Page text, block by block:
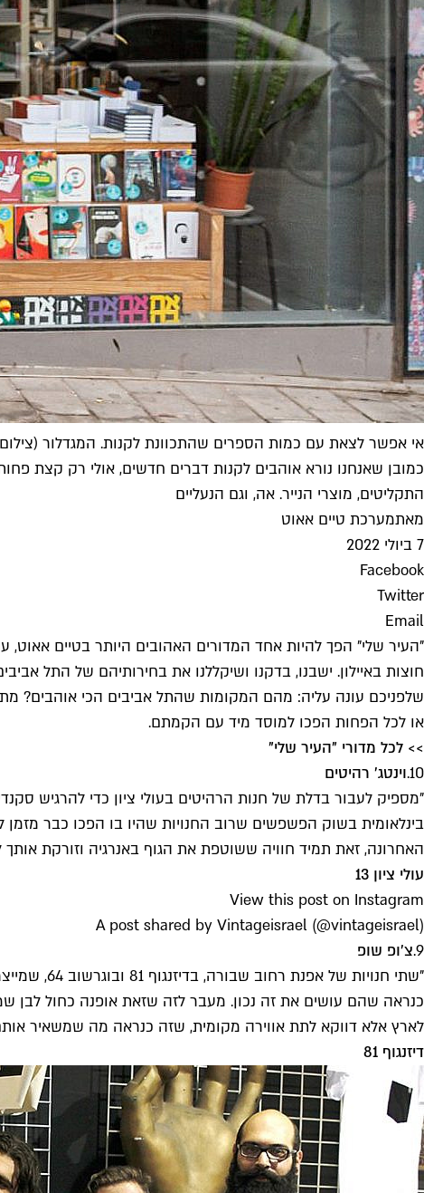
אי אפשר לצאת עם כמות הספרים שהתכוונת לקנות. המגדלור (צילום:
כמובן שאנחנו נורא אוהבים לקנות דברים חדשים, אולי רק קצת
התקליטים, מוצרי הנייר. אה, וגם הנעליים
מאתמערכת טיים אאוט
7 ביולי 2022
Facebook
Twitter
Email
חוצות באיילון. ישבנו, בדקנו ושיקללנו את בחירותיהם של התל
שלפניכם עונה עליה: מהם המקומות שהתל אביבים הכי אוהבים?
או לכל הפחות הפכו למוסד מיד עם הקמתם.
>> לכל מדורי "העיר שלי"
10.וינטג' רהיטים
"מספיק לעבור בדלת של חנות הרהיטים בעולי ציון כדי להרגיש
בינלאומית בשוק הפשפשים שרוב החנויות שהיו בו הפכו כבר
האחרונה, זאת תמיד חוויה ששוטפת את הגוף באנרגיה וזורקת
עולי ציון 13
View this post on Instagram
A post shared by Vintageisrael (@vintageisrael)
9.צ׳ופ שופ
כנראה שהם עושים את זה נכון. מעבר לזה שזאת אופנה כחול לבן
לארץ אלא דווקא לתת אווירה מקומית, שזה כנראה מה שמשאיר
דיזנגוף 81